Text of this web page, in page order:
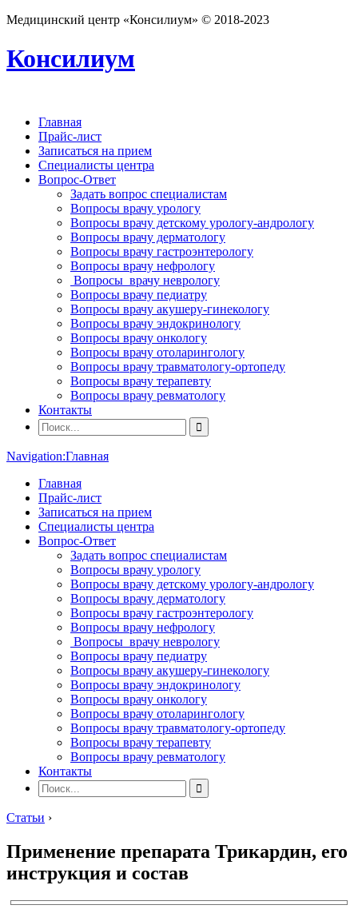
Медицинский центр «Консилиум» © 2018-2023
Консилиум
Главная
Прайс-лист
Записаться на прием
Специалисты центра
Вопрос-Ответ
Задать вопрос специалистам
Вопросы врачу урологу
Вопросы врачу детскому урологу-андрологу
Вопросы врачу дерматологу
Вопросы врачу гастроэнтерологу
Вопросы врачу нефрологу
Вопросы врачу неврологу
Вопросы врачу педиатру
Вопросы врачу акушеру-гинекологу
Вопросы врачу эндокринологу
Вопросы врачу онкологу
Вопросы врачу отоларингологу
Вопросы врачу травматологу-ортопеду
Вопросы врачу терапевту
Вопросы врачу ревматологу
Контакты
Navigation:Главная
Главная
Прайс-лист
Записаться на прием
Специалисты центра
Вопрос-Ответ
Задать вопрос специалистам
Вопросы врачу урологу
Вопросы врачу детскому урологу-андрологу
Вопросы врачу дерматологу
Вопросы врачу гастроэнтерологу
Вопросы врачу нефрологу
Вопросы врачу неврологу
Вопросы врачу педиатру
Вопросы врачу акушеру-гинекологу
Вопросы врачу эндокринологу
Вопросы врачу онкологу
Вопросы врачу отоларингологу
Вопросы врачу травматологу-ортопеду
Вопросы врачу терапевту
Вопросы врачу ревматологу
Контакты
Статьи ›
Применение препарата Трикардин, его
инструкция и состав